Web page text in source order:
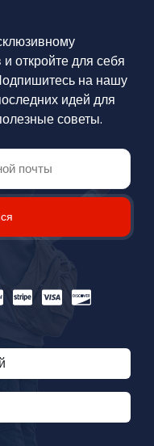
откройте для себя
на нашу
идей для
советы.